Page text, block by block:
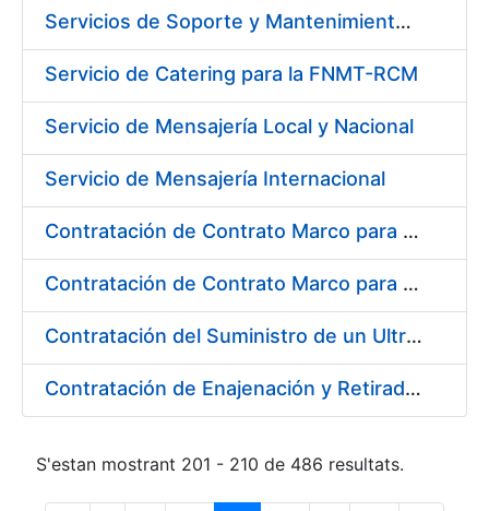
Servicios de Soporte y Mantenimiento de Licencias de Software IBM para Fábrica Nacional de Moneda y Timbre-Real Casa de la Moneda (FNMT-RCM)
Servicio de Catering para la FNMT-RCM
Servicio de Mensajería Local y Nacional
Servicio de Mensajería Internacional
Contratación de Contrato Marco para el Suministro de Material de Electricidad e Iluminación, Bienio 2018-2019
Contratación de Contrato Marco para el Suministro de Material de Transmisiones, Rodamientos y Estanqueidad, Bienio 2018-2019
Contratación del Suministro de un Ultramicrodurómetro
Contratación de Enajenación y Retirada de Recortes Sobrantes y Desperdicios de Papel Impreso y No Impreso durante 2018
S'estan mostrant 201 - 210 de 486 resultats.